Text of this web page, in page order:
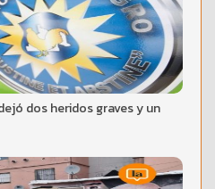
dos heridos graves y un